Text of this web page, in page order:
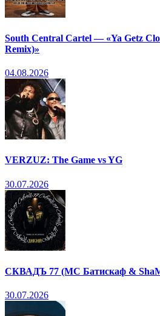
South Central Cartel — «Ya Getz
Remix)»
04.08.2026
VERZUZ: The Game vs YG
30.07.2026
СКВАДЪ 77 (МС Батискаф &
30.07.2026